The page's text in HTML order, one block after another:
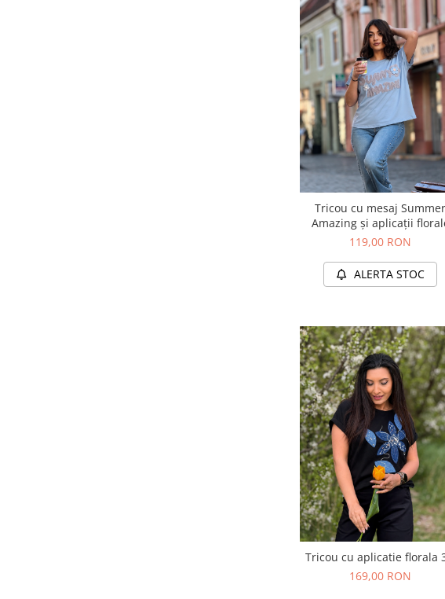
Tricou cu mesaj Summer
Amazing și aplicații
textile
119,00 RON
ALERTA STOC
Tricou cu aplicatie florala
169,00 RON